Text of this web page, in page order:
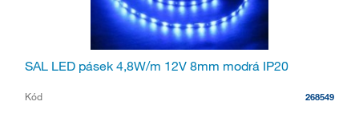
SAL LED pásek 4,8W/m 12V 8mm modrá IP20
Kód 268549